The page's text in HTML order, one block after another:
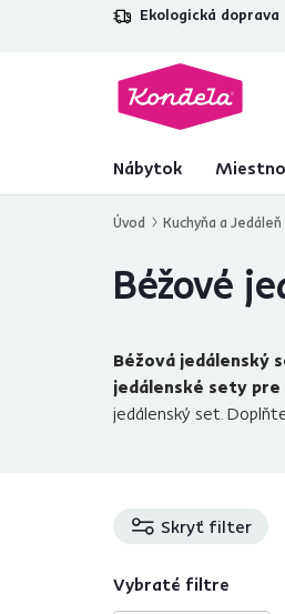
Ekologická doprava
4,7
Nábytok
Úvod Kuchyňa a Jedáleň
Béžové
Béžová jedálenský
jedálenské sety
jedálenský set.
Skryť filter
Vybraté filtre